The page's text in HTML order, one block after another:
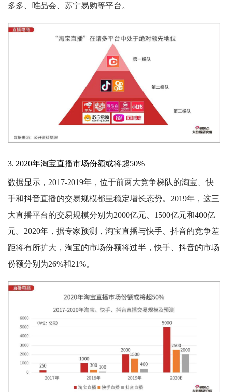
多多、唯品会、苏宁易购等平台。
3. 2020年淘宝直播市场份额或将超50%
数据显示，2017-2019年，位于前两大竞争梯队的淘宝、快
手和抖音直播的交易规模都呈稳定增长态势。2019年，这三
大直播平台的交易规模分别为2000亿元、1500亿元和400亿
元。2020年，据专家预测，淘宝直播与快手、抖音的竞争差
距将有所扩大，淘宝的市场份额将过半，快手、抖音的市场
份额分别为26%和21%。